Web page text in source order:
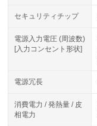
セキュリティチップ
電源入力電圧 (周波数)
[入力コンセント形状]
電源冗長
消費電力 / 発熱量 / 皮
相電力